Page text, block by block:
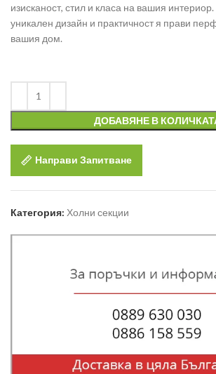
изисканост, стил и класа на вашия
уникален дизайн и практичност я прави
вашия дом.
ДОБАВЯНЕ В
Направи Запитване
Категория: Холни секции